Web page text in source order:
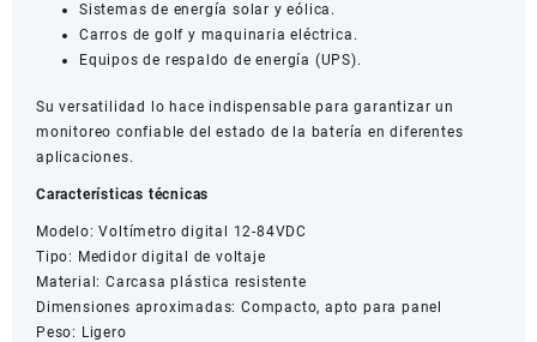
Sistemas de energía solar y eólica.
Carros de golf y maquinaria eléctrica.
Equipos de respaldo de energía (UPS).
Su versatilidad lo hace indispensable para garantizar un
monitoreo confiable del estado de la batería en diferentes
aplicaciones.
Características técnicas
Modelo: Voltímetro digital 12-84VDC
Tipo: Medidor digital de voltaje
Material: Carcasa plástica resistente
Dimensiones aproximadas: Compacto, apto para panel
Peso: Ligero